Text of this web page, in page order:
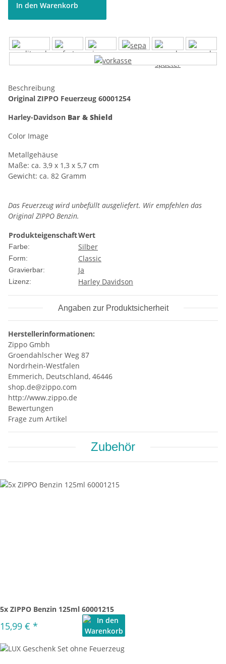
In den Warenkorb
Beschreibung
Original ZIPPO Feuerzeug 60001254
Harley-Davidson Bar & Shield
Color Image
Metallgehäuse
Maße: ca. 3,9 x 1,3 x 5,7 cm
Gewicht: ca. 82 Gramm
Das Feuerzeug wird unbefüllt ausgeliefert. Wir empfehlen das
Original ZIPPO Benzin.
ProdukteigenschaftWert
Farbe: Silber
Form: Classic
Gravierbar: Ja
Lizenz: Harley Davidson
Angaben zur Produktsicherheit
Herstellerinformationen:
Zippo Gmbh
Groendahlscher Weg 87
Nordrhein-Westfalen
Emmerich, Deutschland, 46446
shop.de@zippo.com
http://www.zippo.de
Bewertungen
Frage zum Artikel
Zubehör
5x ZIPPO Benzin 125ml 60001215
15,99 € *